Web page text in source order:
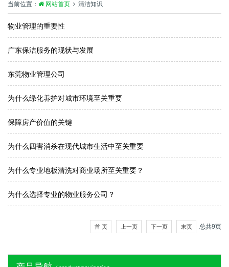
当前位置： 网站首页 清洁知识
物业管理的重要性
广东保洁服务的现状与发展
东莞物业管理公司
为什么绿化养护对城市环境至关重要
保障房产价值的关键
为什么四害消杀在现代城市生活中至关重要
为什么专业地板清洗对商业场所至关重要？
为什么选择专业的物业服务公司？
首 页 上一页 下一页 末页 总共9页